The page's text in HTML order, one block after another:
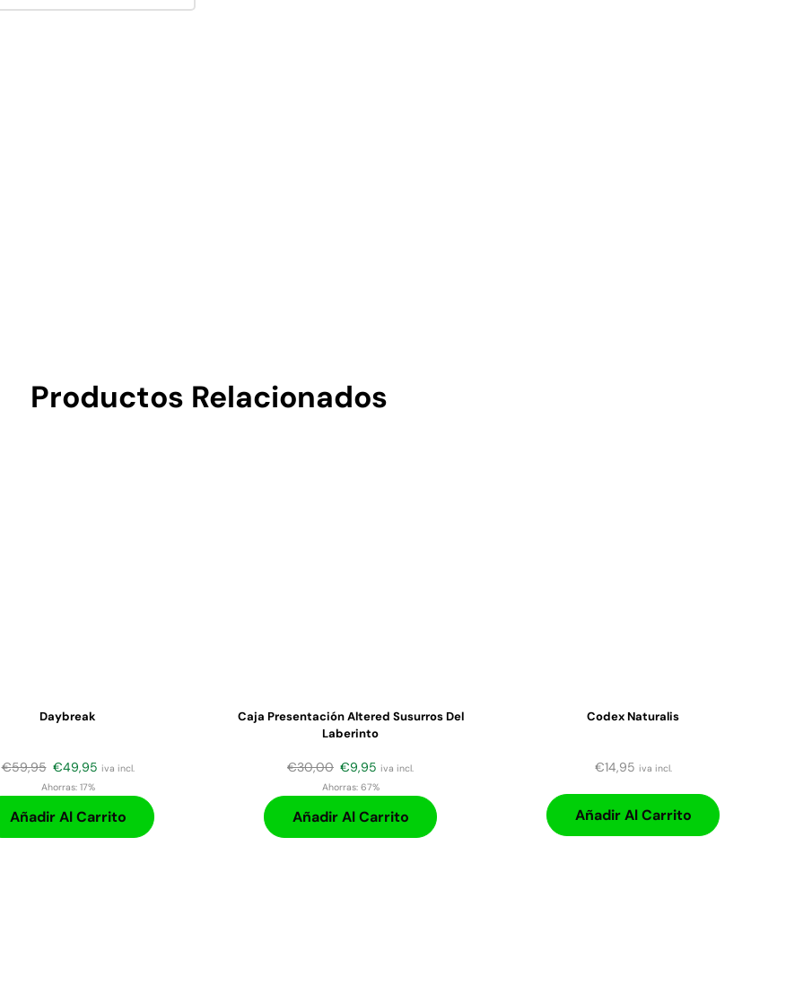
Productos Relacionados
Daybreak
€59,95 €49,95 iva incl.
Ahorras:17%
Añadir Al Carrito
Caja Presentación Altered Susurros Del
Laberinto
€30,00 €9,95 iva incl.
Ahorras:67%
Añadir Al Carrito
Codex Naturalis
€14,95 iva incl.
Añadir Al Carrito